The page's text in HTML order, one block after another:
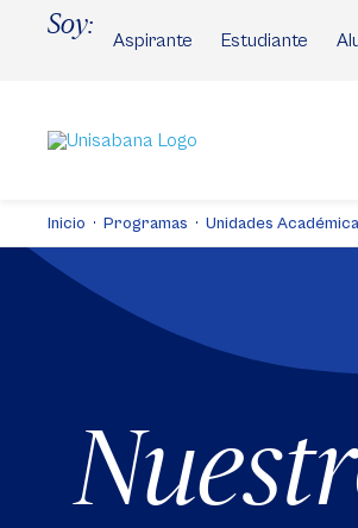
Soy:
Aspirante Estudiante
Inicio Programas Unidades